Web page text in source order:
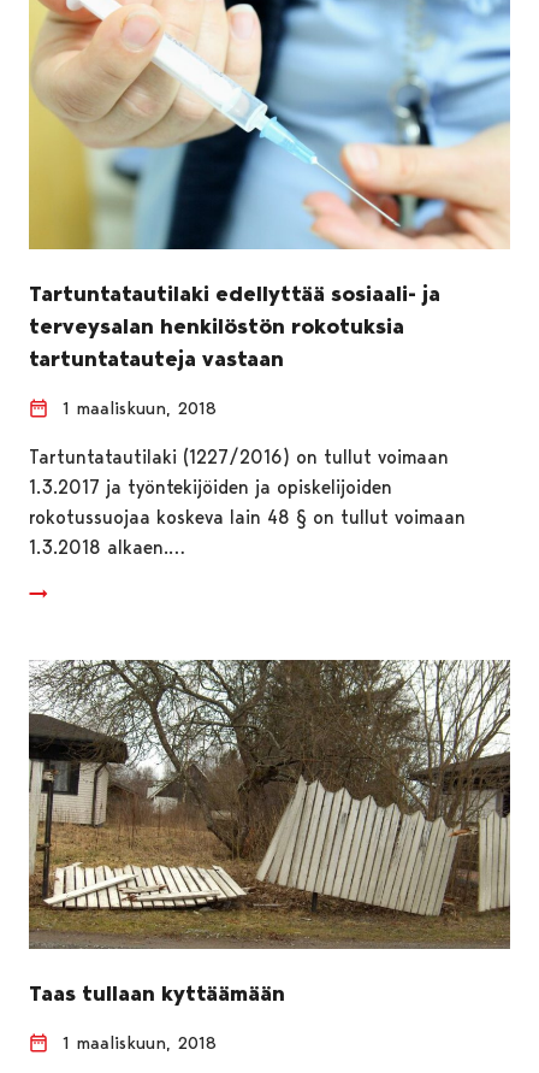
Tartuntatautilaki edellyttää sosiaali- ja
terveysalan henkilöstön rokotuksia
tartuntatauteja vastaan
1 maaliskuun, 2018
Tartuntatautilaki (1227/2016) on tullut voimaan
1.3.2017 ja työntekijöiden ja opiskelijoiden
rokotussuojaa koskeva lain 48 § on tullut voimaan
1.3.2018 alkaen.…
Taas tullaan kyttäämään
1 maaliskuun, 2018